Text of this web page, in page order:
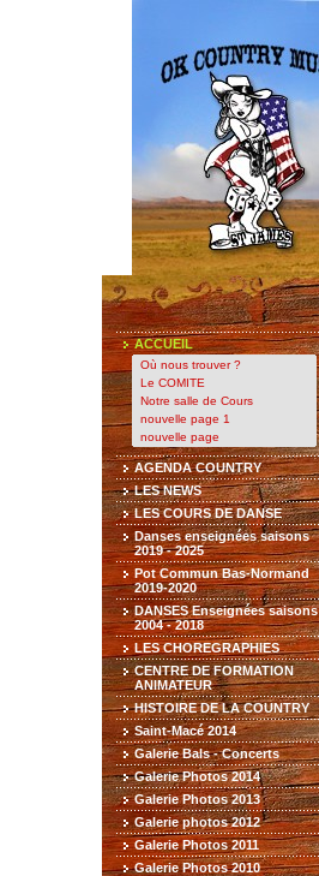
ACCUEIL
Où nous trouver ?
Le COMITE
Notre salle de Cours
nouvelle page 1
nouvelle page
AGENDA COUNTRY
LES NEWS
LES COURS DE DANSE
Danses enseignées saisons
2019 - 2025
Pot Commun Bas-Normand
2019-2020
DANSES Enseignées saisons
2004 - 2018
LES CHOREGRAPHIES
CENTRE DE FORMATION
ANIMATEUR
HISTOIRE DE LA COUNTRY
Saint-Macé 2014
Galerie Bals - Concerts
Galerie Photos 2014
Galerie Photos 2013
Galerie photos 2012
Galerie Photos 2011
Galerie Photos 2010